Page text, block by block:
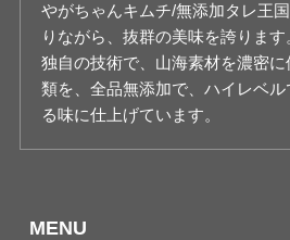
やがちゃんキムチ/無添加タレ王
りながら、抜群の美味を誇りま
独自の技術で、山海素材を濃密
類を、全品無添加で、ハイレベ
る味に仕上げています。
MENU